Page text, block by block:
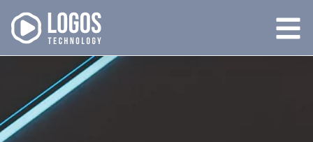
Logos Technology
Consultoria